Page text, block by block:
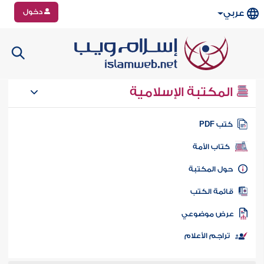
عربي دخول
المكتبة الإسلامية
كتب PDF
كتاب الأمة
المكتبة
الكتب
موضوعي